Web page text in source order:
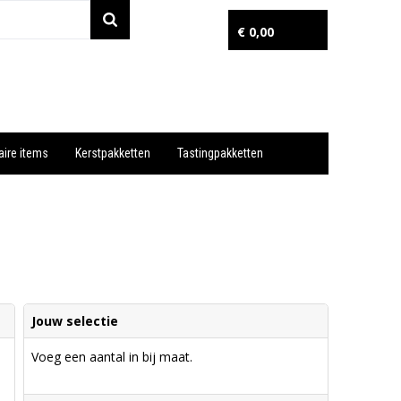
€ 0,00
items Kerstpakketten Tastingpakketten
Jouw selectie
Voeg een aantal in bij maat.